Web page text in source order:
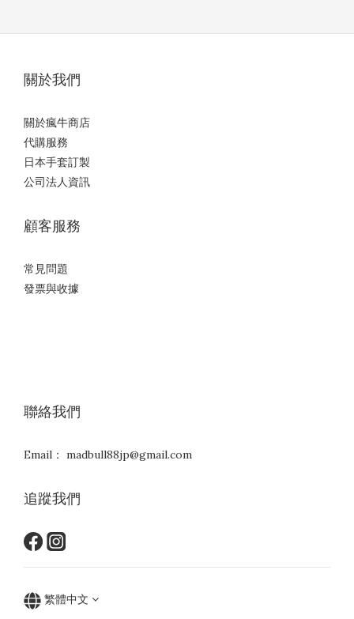
關於我們
關於瘋牛商店
代購服務
日本手套訂製
公司法人資訊
顧客服務
常見問題
發票與收據
聯絡我們
Email： madbull88jp@gmail.com
追蹤我們
繁體中文